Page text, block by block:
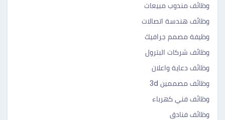
وظائف مندوب مبيعات
وظائف هندسة اتصالات
وظيفة مصمم جرافيك
وظائف شركات البترول
وظائف دعاية واعلان
وظائف مصممين 3d
وظائف فني كهرباء
وظائف فنادق